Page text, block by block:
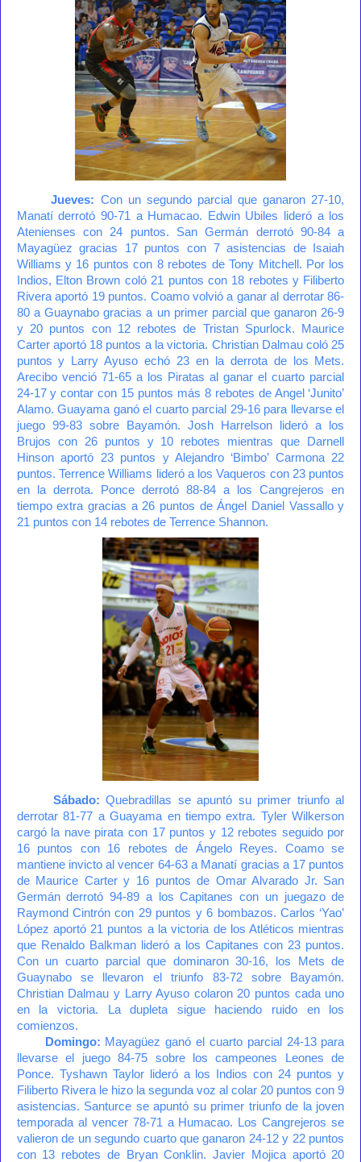
Jueves: Con un segundo parcial que ganaron 27-10,
Manatí derrotó 90-71 a Humacao. Edwin Ubiles lideró a los
Atenienses con 24 puntos. San Germán derrotó 90-84 a
Mayagüez gracias 17 puntos con 7 asistencias de Isaiah
Williams y 16 puntos con 8 rebotes de Tony Mitchell. Por los
Indios, Elton Brown coló 21 puntos con 18 rebotes y Filiberto
Rivera aportó 19 puntos. Coamo volvió a ganar al derrotar 86-
80 a Guaynabo gracias a un primer parcial que ganaron 26-9
y 20 puntos con 12 rebotes de Tristan Spurlock. Maurice
Carter aportó 18 puntos a la victoria. Christian Dalmau coló 25
puntos y Larry Ayuso echó 23 en la derrota de los Mets.
Arecibo venció 71-65 a los Piratas al ganar el cuarto parcial
24-17 y contar con 15 puntos más 8 rebotes de Angel ‘Junito’
Alamo. Guayama ganó el cuarto parcial 29-16 para llevarse el
juego 99-83 sobre Bayamón. Josh Harrelson lideró a los
Brujos con 26 puntos y 10 rebotes mientras que Darnell
Hinson aportó 23 puntos y Alejandro ‘Bimbo’ Carmona 22
puntos. Terrence Williams lideró a los Vaqueros con 23 puntos
en la derrota. Ponce derrotó 88-84 a los Cangrejeros en
tiempo extra gracias a 26 puntos de Ángel Daniel Vassallo y
21 puntos con 14 rebotes de Terrence Shannon.
Sábado: Quebradillas se apuntó su primer triunfo al
derrotar 81-77 a Guayama en tiempo extra. Tyler Wilkerson
cargó la nave pirata con 17 puntos y 12 rebotes seguido por
16 puntos con 16 rebotes de Ángelo Reyes. Coamo se
mantiene invicto al vencer 64-63 a Manatí gracias a 17 puntos
de Maurice Carter y 16 puntos de Omar Alvarado Jr. San
Germán derrotó 94-89 a los Capitanes con un juegazo de
Raymond Cintrón con 29 puntos y 6 bombazos. Carlos ‘Yao’
López aportó 21 puntos a la victoria de los Atléticos mientras
que Renaldo Balkman lideró a los Capitanes con 23 puntos.
Con un cuarto parcial que dominaron 30-16, los Mets de
Guaynabo se llevaron el triunfo 83-72 sobre Bayamón.
Christian Dalmau y Larry Ayuso colaron 20 puntos cada uno
en la victoria. La dupleta sigue haciendo ruido en los
comienzos.
Domingo: Mayagüez ganó el cuarto parcial 24-13 para
llevarse el juego 84-75 sobre los campeones Leones de
Ponce. Tyshawn Taylor lideró a los Indios con 24 puntos y
Filiberto Rivera le hizo la segunda voz al colar 20 puntos con 9
asistencias. Santurce se apuntó su primer triunfo de la joven
temporada al vencer 78-71 a Humacao. Los Cangrejeros se
valieron de un segundo cuarto que ganaron 24-12 y 22 puntos
con 13 rebotes de Bryan Conklin. Javier Mojica aportó 20